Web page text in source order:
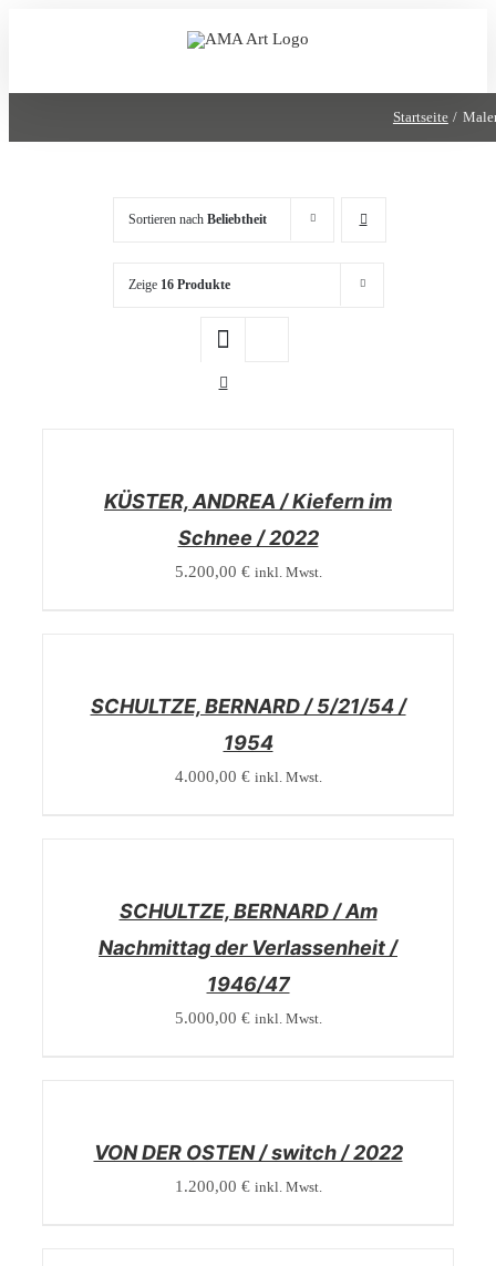
Startseite
Sortieren nach Beliebtheit
Zeige 16 Produkte
KÜSTER, ANDREA / Kiefern im
Schnee / 2022
5.200,00 € inkl. Mwst.
SCHULTZE, BERNARD / 5/21/54 /
1954
4.000,00 € inkl. Mwst.
SCHULTZE, BERNARD / Am
Nachmittag der Verlassenheit /
1946/47
5.000,00 € inkl. Mwst.
VON DER OSTEN / switch / 2022
1.200,00 € inkl. Mwst.